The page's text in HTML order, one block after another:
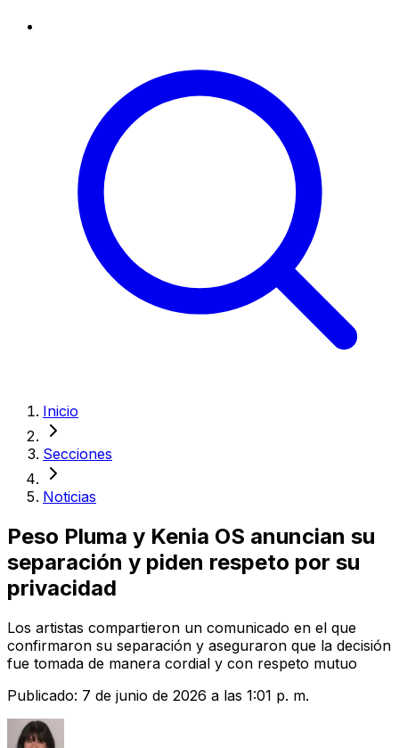
Inicio
Secciones
Noticias
Peso Pluma y Kenia OS anuncian su
separación y piden respeto por su
privacidad
Los artistas compartieron un comunicado en el que
confirmaron su separación y aseguraron que la decisión
fue tomada de manera cordial y con respeto mutuo
Publicado: 7 de junio de 2026 a las 1:01 p. m.